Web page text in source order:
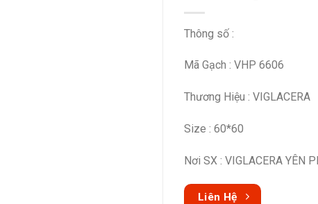
Thông số :
Mã Gạch : VHP 6606
Thương Hiệu : VIGLACERA
Size : 60*60
Nơi SX : VIGLACERA YÊN
Liên Hệ